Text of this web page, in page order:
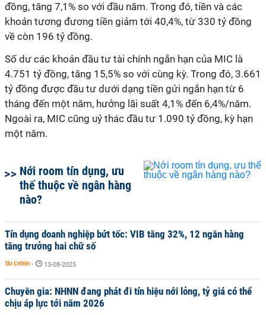
đồng, tăng 7,1% so với đầu năm. Trong đó, tiền và các
khoản tương đương tiền giảm tới 40,4%, từ 330 tỷ đồng
về còn 196 tỷ đồng.
Số dư các khoản đầu tư tài chính ngắn hạn của MIC là
4.751 tỷ đồng, tăng 15,5% so với cùng kỳ. Trong đó, 3.661
tỷ đồng được đầu tư dưới dạng tiền gửi ngắn hạn từ 6
tháng đến một năm, hưởng lãi suất 4,1% đến 6,4%/năm.
Ngoài ra, MIC cũng uỷ thác đầu tư 1.090 tỷ đồng, kỳ hạn
một năm.
Nới room tín dụng, ưu
thế thuộc về ngân hàng
nào?
Tín dụng doanh nghiệp bứt tốc: VIB tăng 32%, 12 ngân hàng
tăng trưởng hai chữ số
TÀI CHÍNH - 13-08-2025
Chuyên gia: NHNN đang phát đi tín hiệu nới lỏng, tỷ giá có thể
chịu áp lực tới năm 2026